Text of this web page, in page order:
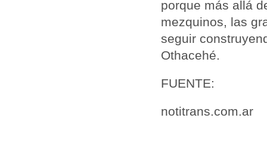
porque más allá
mezquinos, las
seguir
Othacehé.
FUENTE:
notitrans.com.ar